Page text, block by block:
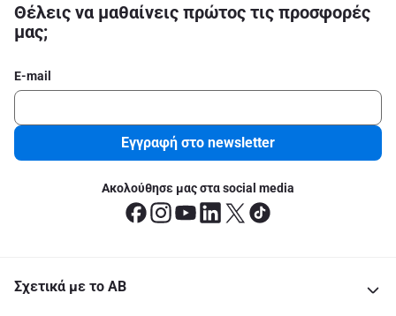
Θέλεις να μαθαίνεις πρώτος τις προσφορές
μας;
E-mail
Εγγραφή στο newsletter
Ακολούθησε μας στα social media
Σχετικά με το ΑΒ